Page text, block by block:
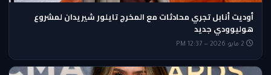
أوديت أنابل تجري محادثات مع المخرج تايلور شيريدان لمشروع
هوليوودي جديد